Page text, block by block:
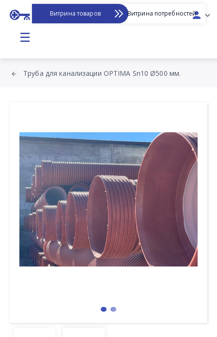
Витрина товаров Витрина потребностей
☰
Труба для канализации OPTIMA Sn10 Ø500 мм.